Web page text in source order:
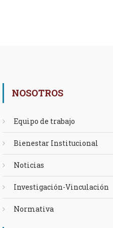
NOSOTROS
Equipo de trabajo
Bienestar Institucional
Noticias
Investigación-Vinculación
Normativa